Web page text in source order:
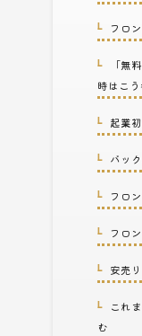
2-2.フロ
2-2-1.「無
時はこ
2-2-2.
起業
2-3.バッ
2-3-1.
フロ
2-3-2.
フロ
2-3-3.
安売
2-3-4.
これ
む